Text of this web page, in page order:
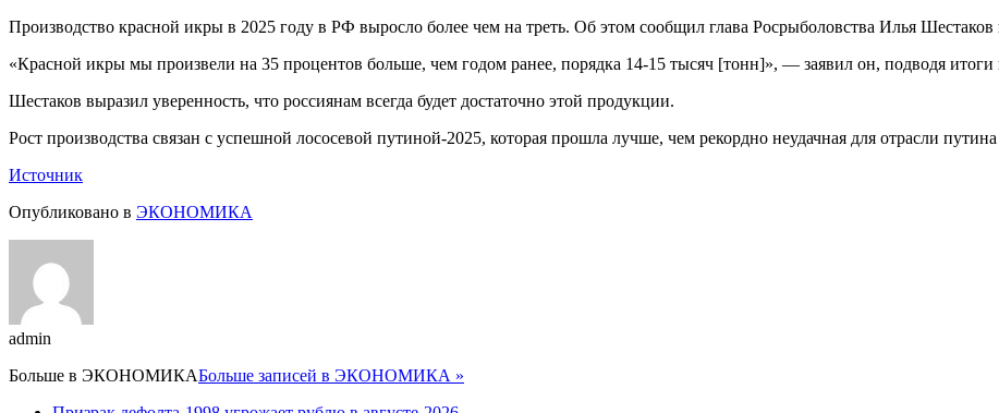
Производство красной икры в 2025 году в РФ выросло более чем на треть. Об этом сообщил глава Росрыболовства Илья
«Красной икры мы произвели на 35 процентов больше, чем годом ранее, порядка 14-15 тысяч [тонн]», — заявил он, подводя итоги
Шестаков выразил уверенность, что россиянам всегда будет достаточно этой продукции.
Рост производства связан с успешной лососевой путиной-2025, которая прошла лучше, чем рекордно неудачная для отрасли путина
Источник
Опубликовано в ЭКОНОМИКА
admin
Больше в ЭКОНОМИКАБольше записей в ЭКОНОМИКА »